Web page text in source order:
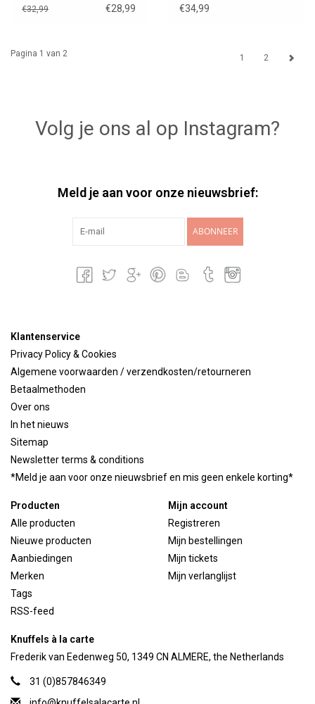
€32,99 €28,99
€34,99
Pagina 1 van 2 1 2
Volg je ons al op Instagram?
Meld je aan voor onze nieuwsbrief:
ABONNEER
Klantenservice
Privacy Policy & Cookies
Algemene voorwaarden / verzendkosten/retourneren
Betaalmethoden
Over ons
In het nieuws
Sitemap
Newsletter terms & conditions
*Meld je aan voor onze nieuwsbrief en mis geen enkele korting*
Producten
Alle producten
Nieuwe producten
Aanbiedingen
Merken
Tags
RSS-feed
Mijn account
Registreren
Mijn bestellingen
Mijn tickets
Mijn verlanglijst
Knuffels à la carte
Frederik van Eedenweg 50, 1349 CN ALMERE, the Netherlands
31 (0)857846349